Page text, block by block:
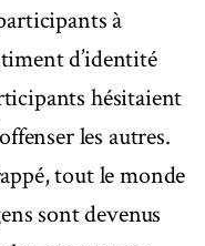
à
d’identité
hésitaient
les autres.
tout le monde
sont devenus